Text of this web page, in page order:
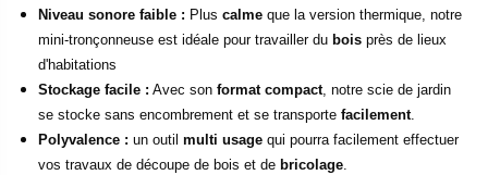
Niveau sonore faible : Plus calme que la version thermique, notre
mini-tronçonneuse est idéale pour travailler du bois près de lieux
d'habitations
Stockage facile : Avec son format compact, notre scie de jardin
se stocke sans encombrement et se transporte facilement.
Polyvalence : un outil multi usage qui pourra facilement effectuer
vos travaux de découpe de bois et de bricolage.